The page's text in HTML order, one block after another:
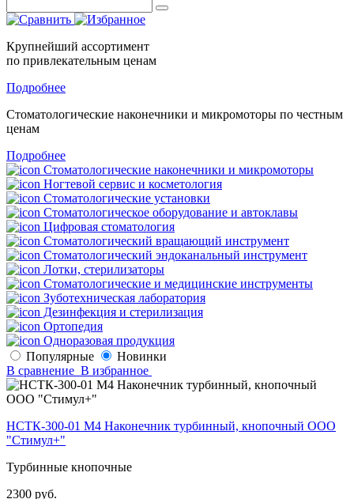
Крупнейший ассортимент
по привлекательным ценам
Подробнее
Стоматологические наконечники и микромоторы по честным
ценам
Подробнее
Стоматологические наконечники и микромоторы
Ногтевой сервис и косметология
Стоматологические установки
Стоматологическое оборудование и автоклавы
Цифровая стоматология
Стоматологический вращающий инструмент
Стоматологический эндоканальный инструмент
Лотки, стерилизаторы
Стоматологические и медицинские инструменты
Зуботехническая лаборатория
Дезинфекция и стерилизация
Ортопедия
Одноразовая продукция
Популярные
Новинки
В сравнение В избранное
НСТК-300-01 М4 Наконечник турбинный, кнопочный ООО
"Стимул+"
Турбинные кнопочные
2300 руб.